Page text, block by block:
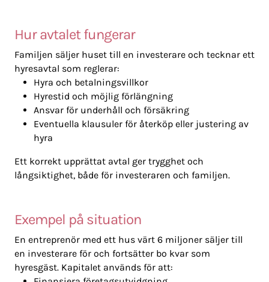
Hur avtalet fungerar
Familjen säljer huset till en investerare och tecknar ett
hyresavtal som reglerar:
Hyra och betalningsvillkor
Hyrestid och möjlig förlängning
Ansvar för underhåll och försäkring
Eventuella klausuler för återköp eller justering av
hyra
Ett korrekt upprättat avtal ger trygghet och
långsiktighet, både för investeraren och familjen.
Exempel på situation
En entreprenör med ett hus värt 6 miljoner säljer till
en investerare för och fortsätter bo kvar som
hyresgäst. Kapitalet används för att: